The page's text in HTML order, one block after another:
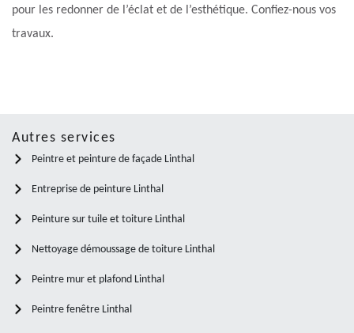
pour les redonner de l’éclat et de l’esthétique. Confiez-nous vos
travaux.
Autres services
Peintre et peinture de façade Linthal
Entreprise de peinture Linthal
Peinture sur tuile et toiture Linthal
Nettoyage démoussage de toiture Linthal
Peintre mur et plafond Linthal
Peintre fenêtre Linthal